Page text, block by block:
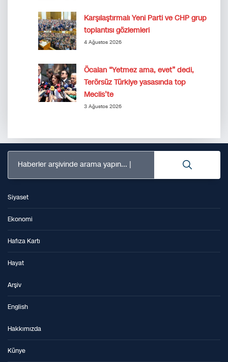
Karşılaştırmalı Yeni Parti ve CHP grup
toplantısı gözlemleri
4 Ağustos 2026
Öcalan “Yetmez ama, evet” dedi,
Terörsüz Türkiye yasasında top
Meclis’te
3 Ağustos 2026
Haberler arşivinde arama yapın...
Siyaset
Ekonomi
Hafıza Kartı
Hayat
Arşiv
English
Hakkımızda
Künye